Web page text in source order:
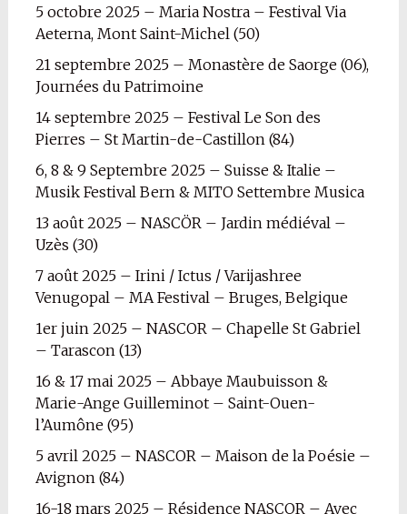
5 octobre 2025 – Maria Nostra – Festival Via
Aeterna, Mont Saint-Michel (50)
21 septembre 2025 – Monastère de Saorge (06),
Journées du Patrimoine
14 septembre 2025 – Festival Le Son des
Pierres – St Martin-de-Castillon (84)
6, 8 & 9 Septembre 2025 – Suisse & Italie –
Musik Festival Bern & MITO Settembre Musica
13 août 2025 – NASCÖR – Jardin médiéval –
Uzès (30)
7 août 2025 – Irini / Ictus / Varijashree
Venugopal – MA Festival – Bruges, Belgique
1er juin 2025 – NASCOR – Chapelle St Gabriel
– Tarascon (13)
16 & 17 mai 2025 – Abbaye Maubuisson &
Marie-Ange Guilleminot – Saint-Ouen-
l’Aumône (95)
5 avril 2025 – NASCOR – Maison de la Poésie –
Avignon (84)
16-18 mars 2025 – Résidence NASCOR – Avec